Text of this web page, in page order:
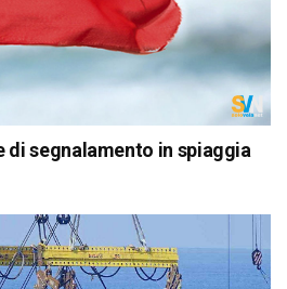
di segnalamento in spiaggia